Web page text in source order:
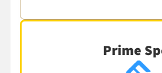
Prime